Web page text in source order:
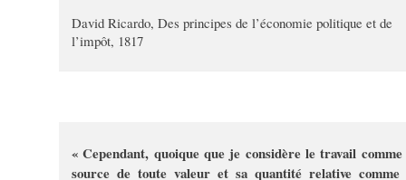
David Ricardo, Des principes de l’économie politique et de
l’impôt, 1817
« Cependant, quoique que je considère le travail
source de toute valeur et sa quantité relative comme